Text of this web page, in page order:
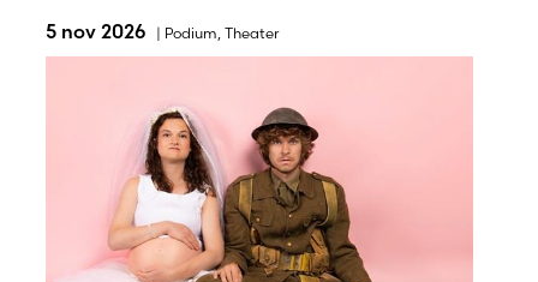
5 nov 2026 | Podium, Theater